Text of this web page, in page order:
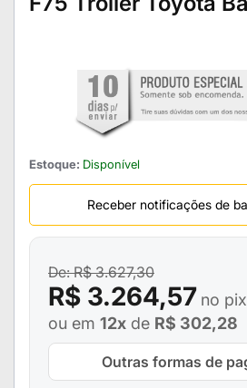
Estoque: Disponível
Receber notificações de
R$ 3.627,30
R$ 3.264,57 no pix
ou em 12x de R$ 302,28
Outras formas de